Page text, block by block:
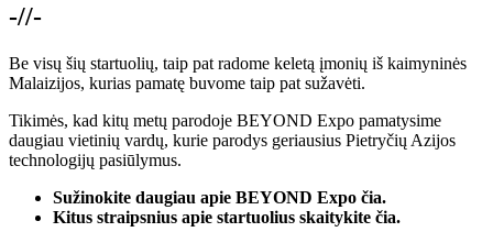
-//-
Be visų šių startuolių, taip pat radome keletą įmonių iš kaimyninės
Malaizijos, kurias pamatę buvome taip pat sužavėti.
Tikimės, kad kitų metų parodoje BEYOND Expo pamatysime
daugiau vietinių vardų, kurie parodys geriausius Pietryčių Azijos
technologijų pasiūlymus.
Sužinokite daugiau apie BEYOND Expo čia.
Kitus straipsnius apie startuolius skaitykite čia.